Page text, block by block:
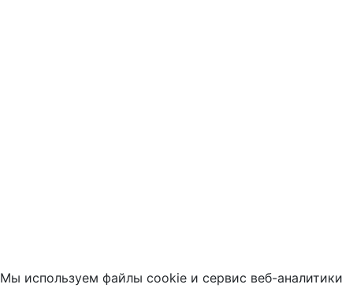
Мы используем файлы cookie и сервис веб-аналитики